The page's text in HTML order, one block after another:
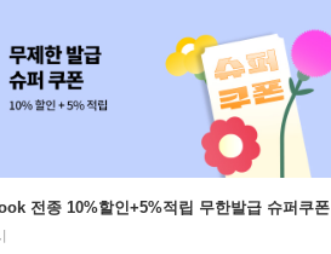
전종 10%할인+5%적립 무한발급 슈퍼쿠폰